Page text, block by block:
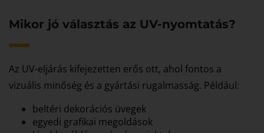
Mikor jó választás az UV-nyomtatás?
Az UV-eljárás kifejezetten erős ott, ahol fontos a
vizuális minőség és a gyártási rugalmasság. Például:
beltéri dekorációs üvegek
egyedi grafikai megoldások